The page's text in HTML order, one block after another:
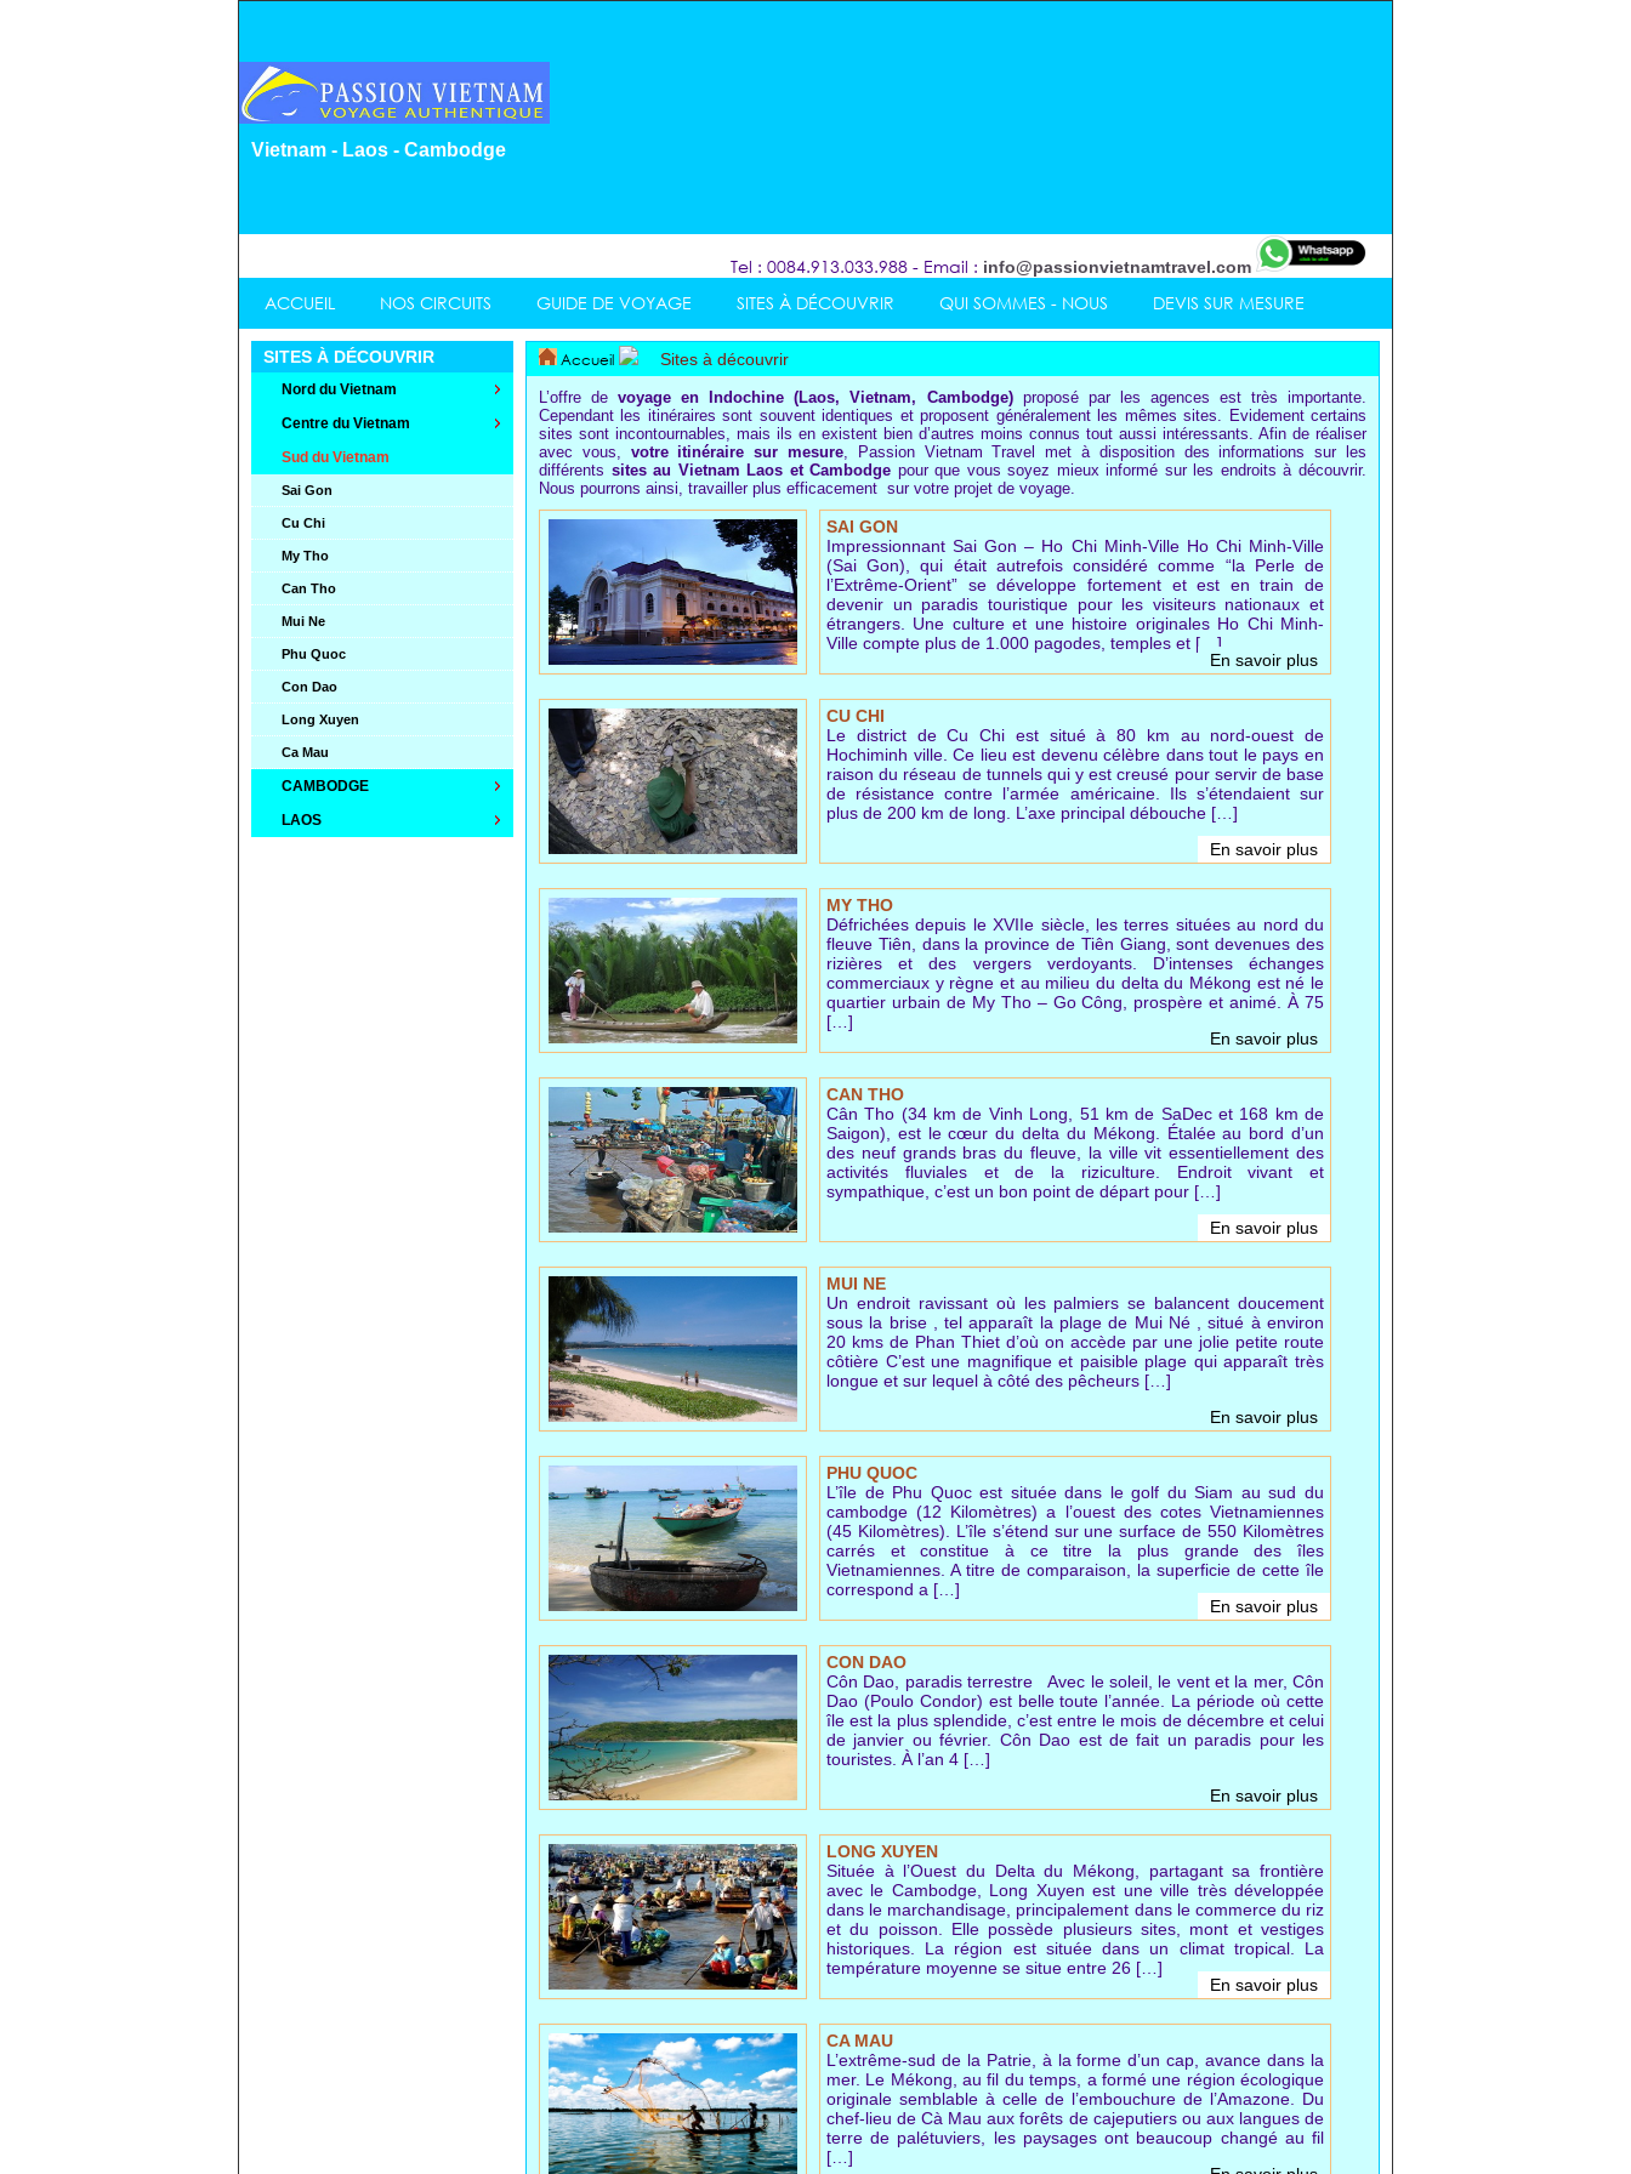
Vietnam - Laos - Cambodge
Tel : 0084.913.033.988 - Email : info@passionvietnamtravel.com
ACCUEIL NOS CIRCUITS GUIDE DE VOYAGE SITES À DÉCOUVRIR QUI SOMMES - NOUS DEVIS SUR MESURE
SITES À DÉCOUVRIR
Nord du Vietnam
Centre du Vietnam
Sud du Vietnam
Sai Gon
Cu Chi
My Tho
Can Tho
Mui Ne
Phu Quoc
Con Dao
Long Xuyen
Ca Mau
CAMBODGE
LAOS
Accueil Sites à découvrir
L’offre devoyage en Indochine (Laos, Vietnam, Cambodge)proposé par les agences est très importante.
Cependant les itinéraires sont souvent identiques et proposent généralement les mêmes sites. Evidement certains
sites sont incontournables, mais ils en existent bien d’autres moins connus tout aussi intéressants. Afin de réaliser
avec vous, votre itinéraire sur mesure , Passion Vietnam Travel met à disposition des informations sur les
différents sites au Vietnam Laos et Cambodge pour que vous soyez mieux informé sur les endroits à découvrir.
Nous pourrons ainsi, travailler plus efficacement sur votre projet de voyage.
SAI GON
Impressionnant Sai Gon – Ho Chi Minh-Ville Ho Chi Minh-Ville
(Sai Gon), qui était autrefois considéré comme “la Perle de
l’Extrême-Orient” se développe fortement et est en train de
devenir un paradis touristique pour les visiteurs nationaux et
étrangers. Une culture et une histoire originales Ho Chi Minh-
Ville compte plus de 1.000 pagodes, temples et […]
En savoir plus
CU CHI
Le district de Cu Chi est situé à 80 km au nord-ouest de
Hochiminh ville. Ce lieu est devenu célèbre dans tout le pays en
raison du réseau de tunnels qui y est creusé pour servir de base
de résistance contre l’armée américaine. Ils s’étendaient sur
plus de 200 km de long. L’axe principal débouche […]
En savoir plus
MY THO
Défrichées depuis le XVIIe siècle, les terres situées au nord du
fleuve Tiên, dans la province de Tiên Giang, sont devenues des
rizières et des vergers verdoyants. D’intenses échanges
commerciaux y règne et au milieu du delta du Mékong est né le
quartier urbain de My Tho – Go Công, prospère et animé. À 75
[…]
En savoir plus
CAN THO
Cân Tho (34 km de Vinh Long, 51 km de SaDec et 168 km de
Saigon), est le cœur du delta du Mékong. Étalée au bord d’un
des neuf grands bras du fleuve, la ville vit essentiellement des
activités fluviales et de la riziculture. Endroit vivant et
sympathique, c’est un bon point de départ pour […]
En savoir plus
MUI NE
Un endroit ravissant où les palmiers se balancent doucement
sous la brise , tel apparaît la plage de Mui Né , situé à environ
20 kms de Phan Thiet d’où on accède par une jolie petite route
côtière C’est une magnifique et paisible plage qui apparaît très
longue et sur lequel à côté des pêcheurs […]
En savoir plus
PHU QUOC
L’île de Phu Quoc est située dans le golf du Siam au sud du
cambodge (12 Kilomètres) a l’ouest des cotes Vietnamiennes
(45 Kilomètres). L’île s’étend sur une surface de 550 Kilomètres
carrés et constitue à ce titre la plus grande des îles
Vietnamiennes. A titre de comparaison, la superficie de cette île
correspond a […]
En savoir plus
CON DAO
Côn Dao, paradis terrestre Avec le soleil, le vent et la mer, Côn
Dao (Poulo Condor) est belle toute l’année. La période où cette
île est la plus splendide, c’est entre le mois de décembre et celui
de janvier ou février. Côn Dao est de fait un paradis pour les
touristes. À l’an 4 […]
En savoir plus
LONG XUYEN
Située à l’Ouest du Delta du Mékong, partagant sa frontière
avec le Cambodge, Long Xuyen est une ville très développée
dans le marchandisage, principalement dans le commerce du riz
et du poisson. Elle possède plusieurs sites, mont et vestiges
historiques. La région est située dans un climat tropical. La
température moyenne se situe entre 26 […]
En savoir plus
CA MAU
L’extrême-sud de la Patrie, à la forme d’un cap, avance dans la
mer. Le Mékong, au fil du temps, a formé une région écologique
originale semblable à celle de l’embouchure de l’Amazone. Du
chef-lieu de Cà Mau aux forêts de cajeputiers ou aux langues de
terre de palétuviers, les paysages ont beaucoup changé au fil
[…]